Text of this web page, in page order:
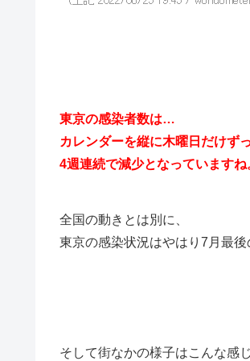
東京の感染者数は…
カレンダーを縦に木曜日だけず
4週連続で減少となっていますね
全国の動きとは別に、
東京の感染状況はやはり7月最後
そして街なかの様子はこんな感